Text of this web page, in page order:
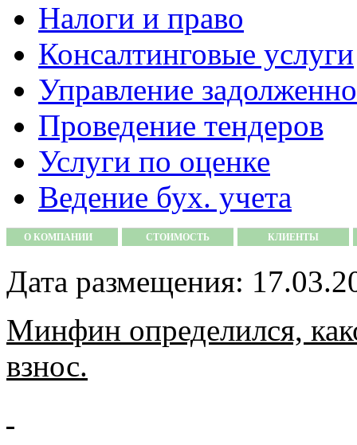
Налоги и право
Консалтинговые услуги
Управление
Проведение тендеров
Услуги по оценке
Ведение бух. учета
О КОМПАНИИ СТОИМОСТЬ КЛИЕНТЫ
Дата размещения:
Минфин определился,
взнос.